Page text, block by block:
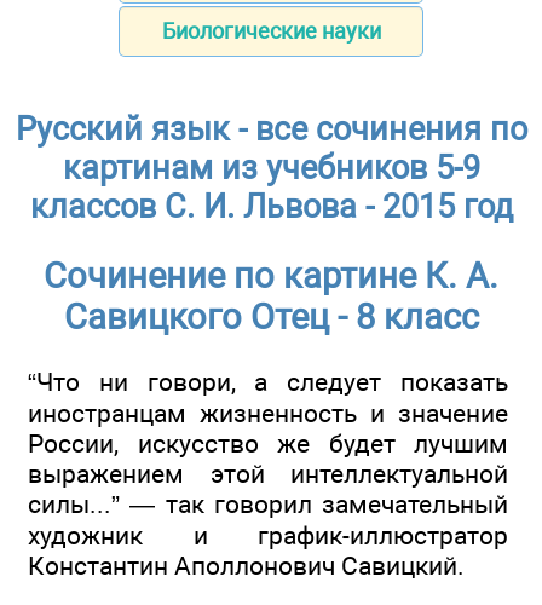
Биологические науки
Русский язык - все сочинения по
картинам из учебников 5-9
классов С. И. Львова - 2015 год
Сочинение по картине К. А.
Савицкого Отец - 8 класс
“Что ни говори, а следует показать
иностранцам жизненность и значение
России, искусство же будет лучшим
выражением этой интеллектуальной
силы...” — так говорил замечательный
художник и график-иллюстратор
Константин Аполлонович Савицкий.